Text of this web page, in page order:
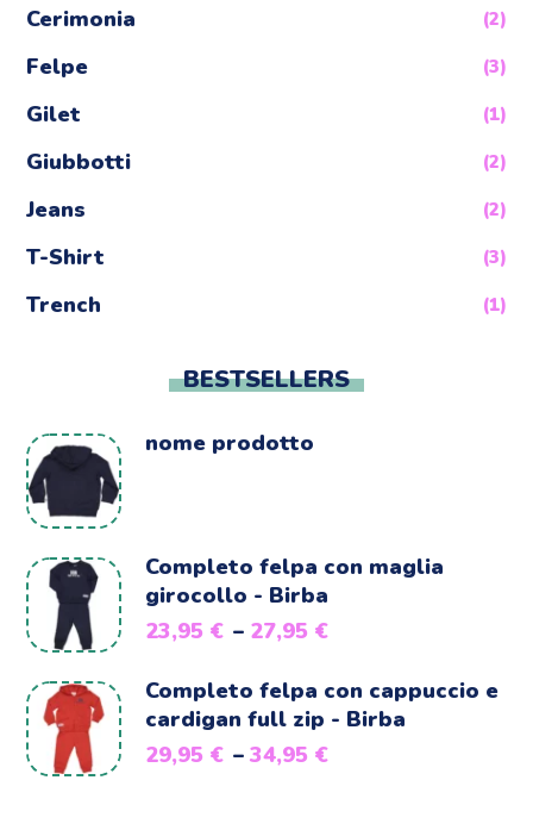
Cerimonia (2)
Felpe (3)
Gilet (1)
Giubbotti (2)
Jeans (2)
T-Shirt (3)
Trench (1)
BESTSELLERS
nome prodotto
Completo felpa con maglia
girocollo - Birba
23,95 € – 27,95 €
Completo felpa con cappuccio e
cardigan full zip - Birba
29,95 € –34,95 €